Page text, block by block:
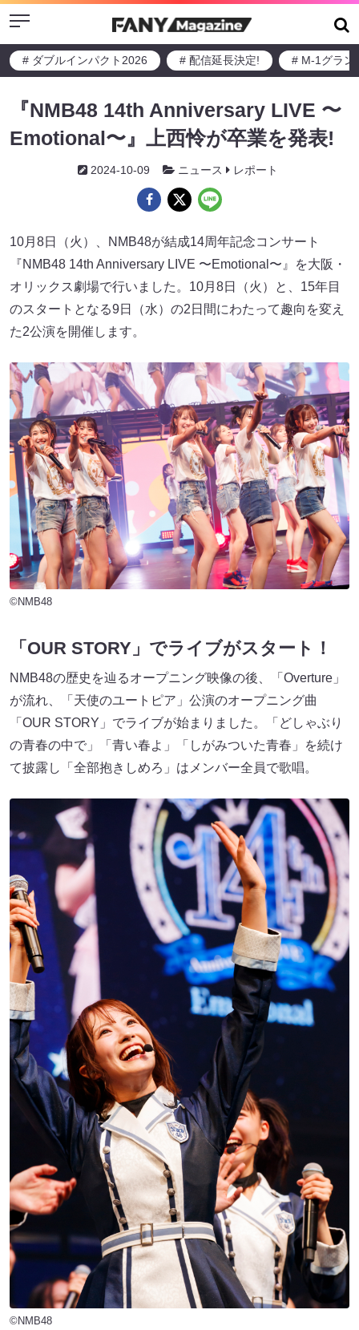
Menu
# ダブルインパクト2026 # 配信延長決定! # M-1グラン
『NMB48 14th Anniversary LIVE 〜
Emotional〜』上西怜が卒業を発表!
2024-10-09 ニュース レポート
10月8日（火）、NMB48が結成14周年記念コンサート
『NMB48 14th Anniversary LIVE 〜Emotional〜』を大阪・
オリックス劇場で行いました。10月8日（火）と、15年目
のスタートとなる9日（水）の2日間にわたって趣向を変え
た2公演を開催します。
©NMB48
「OUR STORY」でライブがスタート！
NMB48の歴史を辿るオープニング映像の後、「Overture」
が流れ、「天使のユートピア」公演のオープニング曲
「OUR STORY」でライブが始まりました。「どしゃぶり
の青春の中で」「青い春よ」「しがみついた青春」を続け
て披露し「全部抱きしめろ」はメンバー全員で歌唱。
©NMB48